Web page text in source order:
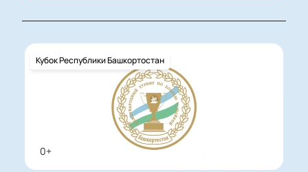
0+
Кубок Республики Башкортостан